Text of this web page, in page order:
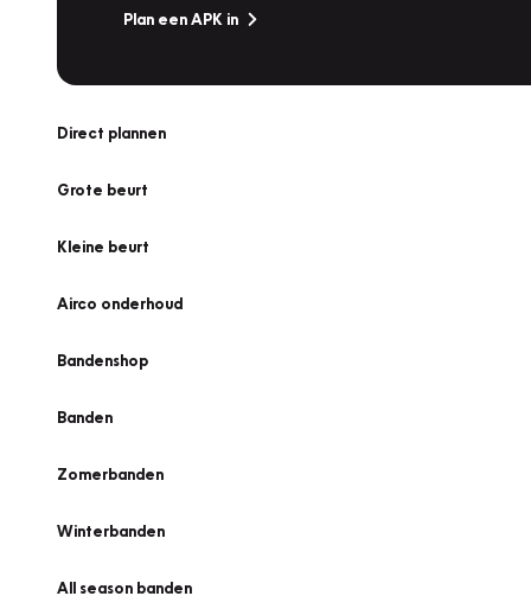
Plan een APK in
Direct plannen
Grote beurt
Kleine beurt
Airco onderhoud
Bandenshop
Banden
Zomerbanden
Winterbanden
All season banden